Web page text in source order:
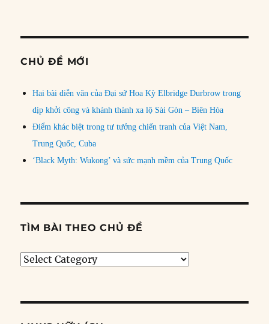
CHỦ ĐỀ MỚI
Hai bài diễn văn của Đại sứ Hoa Kỳ Elbridge Durbrow trong
dịp khởi công và khánh thành xa lộ Sài Gòn – Biên Hòa
Điểm khác biệt trong tư tưởng chiến tranh của Việt Nam,
Trung Quốc, Cuba
‘Black Myth: Wukong’ và sức mạnh mềm của Trung Quốc
TÌM BÀI THEO CHỦ ĐỀ
Tìm